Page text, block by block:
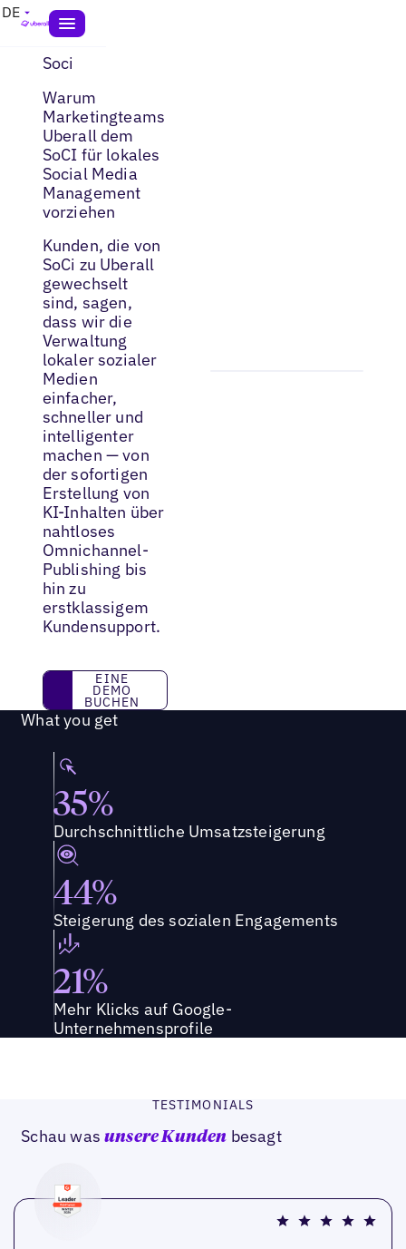
DE
Soci
Warum
Marketingteams
Uberall dem
SoCI für lokales
Social Media
Management
vorziehen
Kunden, die von
SoCi zu Uberall
gewechselt
sind, sagen,
dass wir die
Verwaltung
lokaler sozialer
Medien
einfacher,
schneller und
intelligenter
machen — von
der sofortigen
Erstellung von
KI-Inhalten über
nahtloses
Omnichannel-
Publishing bis
hin zu
erstklassigem
Kundensupport.
Eine Demo buchen
EINE
DEMO
BUCHEN
What you get
35%
Durchschnittliche Umsatzsteigerung
44%
Steigerung des sozialen Engagements
21%
Mehr Klicks auf Google-
Unternehmensprofile
TESTIMONIALS
Schau wasunsere Kunden besagt